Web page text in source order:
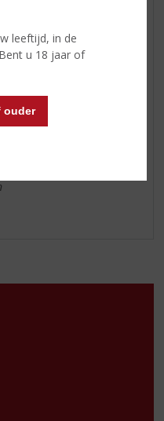
leeftijd, in de
u 18 jaar of
ouder
en een extra lange,
en een
finesse zit in de
traditie én